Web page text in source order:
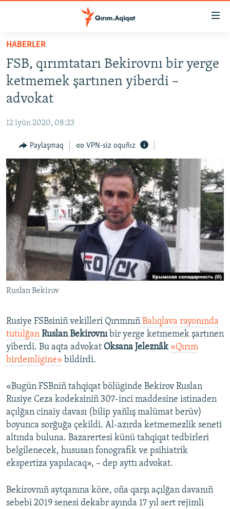
Esas
qaytmaq
Baş
navigatsiyağa
qaytmaq
Qıdıruvğa
qaytmaq
SİYASET
İQTİSADİYAT
MEDENİYET
İNSAN AQLARI
VİDEO
SÜRET
BLOGLAR
FİKİR
Русский
Українською
QOŞULIÑIZ!
RFE/RS bütün saytları
HABERLER
FSB, qırımtatarı Bekirovnı bir yerge
ketmemek şartınen yiberdi –
advokat
12 iyün 2020, 08:23
Paylaşmaq VPN-siz oquñız
Ruslan Bekirov
Rusiye FSBsiniñ vekilleri Qırımnıñ Balıqlava rayonında
tutulğan Ruslan Bekirovnıbir yerge ketmemek şartınen
yiberdi. Bu aqta advokat Oksana Jeleznâk «Qırım
birdemligine» bildirdi.
«Bugün FSBniñ tahqiqat bölüginde Bekirov Ruslan
Rusiye Ceza kodeksiniñ 307-inci maddesine istinaden
açılğan cinaiy davası (bilip yañlış malümat berüv)
boyunca sorğuğa çekildi. Al-azırda ketmemezlik seneti
altında buluna. Bazarertesi künü tahqiqat tedbirleri
belgilenecek, hususan fonografik ve psihiatrik
ekspertiza yapılacaq», – dep ayttı advokat.
Bekirovnıñ aytqanına köre, oña qarşı açılğan davanıñ
sebebi 2019 senesi dekabr ayında 17 yıl sert rejimli